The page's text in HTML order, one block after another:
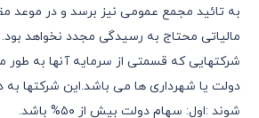
به تائید مجمع عمومی نیز برسد و در موعد
مالیاتی محتاج به رسیدگی مجدد نخواهد بود.
شرکتهایی که قسمتی از سرمایه آنها به طور
دولت یا شهرداری ها می باشد.این شرکتها
شوند :اول: سهام دولت بیش از ٥٠% باشد.